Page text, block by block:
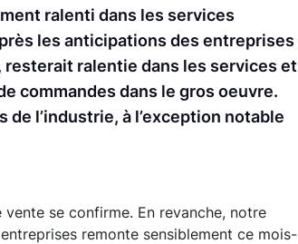
ralenti dans les services
les anticipations des entreprises
resterait ralentie dans les services et
commandes dans le gros oeuvre.
l’industrie, à l’exception notable
se confirme. En revanche, notre
remonte sensiblement ce mois-